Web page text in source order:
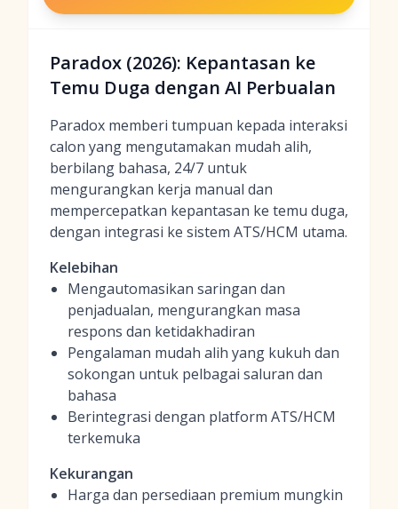
Paradox (2026): Kepantasan ke
Temu Duga dengan AI Perbualan
Paradox memberi tumpuan kepada interaksi
calon yang mengutamakan mudah alih,
berbilang bahasa, 24/7 untuk
mengurangkan kerja manual dan
mempercepatkan kepantasan ke temu duga,
dengan integrasi ke sistem ATS/HCM utama.
Kelebihan
Mengautomasikan saringan dan
penjadualan, mengurangkan masa
respons dan ketidakhadiran
Pengalaman mudah alih yang kukuh dan
sokongan untuk pelbagai saluran dan
bahasa
Berintegrasi dengan platform ATS/HCM
terkemuka
Kekurangan
Harga dan persediaan premium mungkin